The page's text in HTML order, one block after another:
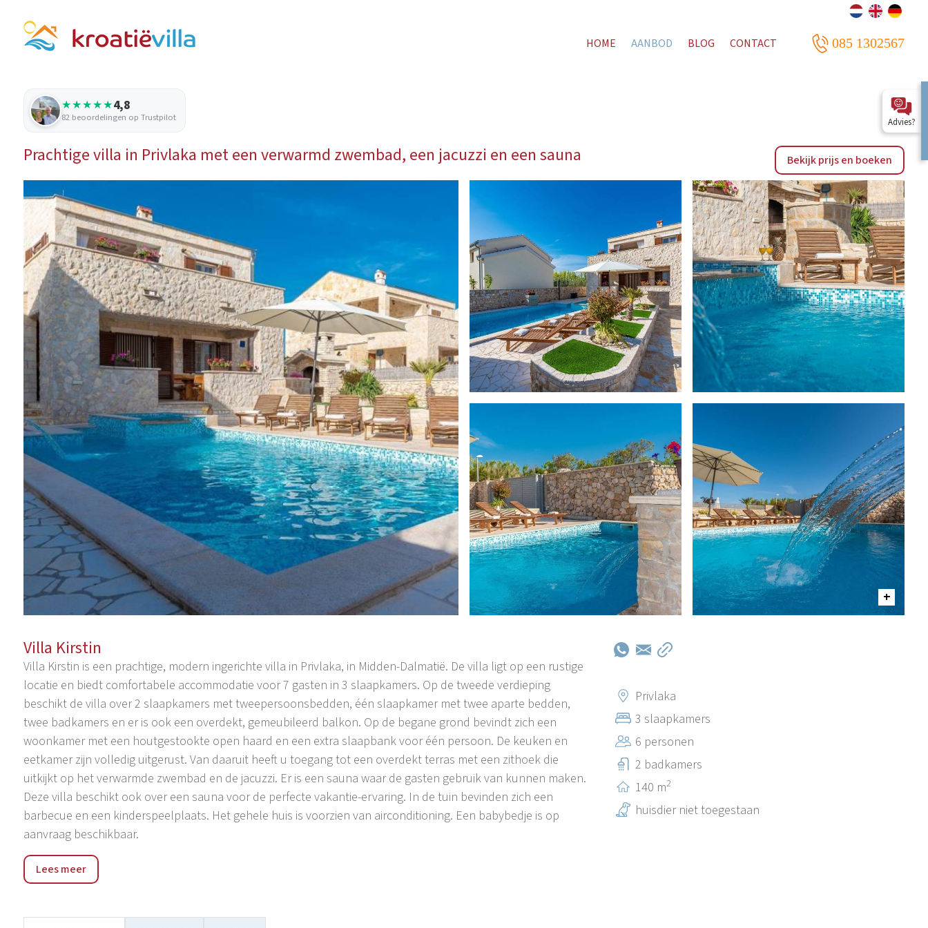
HOME AANBOD BLOG CONTACT 085 1302567
★★★★★4,8
82 beoordelingen op Trustpilot
Prachtige villa in Privlaka met een verwarmd zwembad, een jacuzzi en een sauna Bekijk prijs en boeken
Villa Kirstin
Villa Kirstin is een prachtige, modern ingerichte villa in Privlaka, in Midden-Dalmatië. De villa ligt op een rustige
locatie en biedt comfortabele accommodatie voor 7 gasten in 3 slaapkamers. Op de tweede verdieping
beschikt de villa over 2 slaapkamers met tweepersoonsbedden, één slaapkamer met twee aparte bedden,
twee badkamers en er is ook een overdekt, gemeubileerd balkon. Op de begane grond bevindt zich een
woonkamer met een houtgestookte open haard en een extra slaapbank voor één persoon. De keuken en
eetkamer zijn volledig uitgerust. Van daaruit heeft u toegang tot een overdekt terras met een zithoek die
uitkijkt op het verwarmde zwembad en de jacuzzi. Er is een sauna waar de gasten gebruik van kunnen maken.
Deze villa beschikt ook over een sauna voor de perfecte vakantie-ervaring. In de tuin bevinden zich een
barbecue en een kinderspeelplaats. Het gehele huis is voorzien van airconditioning. Een babybedje is op
aanvraag beschikbaar.
Privlaka is een pittoresk toeristen- en vissersdorpje gelegen op een ruim, vlak schiereiland. Het wordt aan drie
kanten omringd door stranden met kristalhelder zand en kiezels en vormt de belangrijkste verbinding tussen
Lees meer
Privlaka
3 slaapkamers
6 personen
2 badkamers
140 m2
huisdier niet toegestaan
Advies?